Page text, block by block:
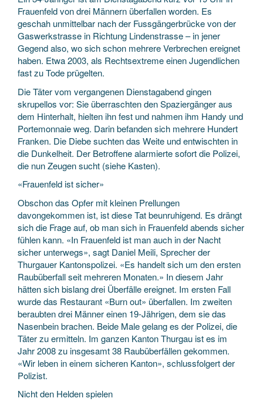
Frauenfeld von drei Männern überfallen worden. Es
geschah unmittelbar nach der Fussgängerbrücke von der
Gaswerkstrasse in Richtung Lindenstrasse – in jener
Gegend also, wo sich schon mehrere Verbrechen ereignet
haben. Etwa 2003, als Rechtsextreme einen Jugendlichen
fast zu Tode prügelten.
Die Täter vom vergangenen Dienstagabend gingen
skrupellos vor: Sie überraschten den Spaziergänger aus
dem Hinterhalt, hielten ihn fest und nahmen ihm Handy und
Portemonnaie weg. Darin befanden sich mehrere Hundert
Franken. Die Diebe suchten das Weite und entwischten in
die Dunkelheit. Der Betroffene alarmierte sofort die Polizei,
die nun Zeugen sucht (siehe Kasten).
«Frauenfeld ist sicher»
Obschon das Opfer mit kleinen Prellungen
davongekommen ist, ist diese Tat beunruhigend. Es drängt
sich die Frage auf, ob man sich in Frauenfeld abends sicher
fühlen kann. «In Frauenfeld ist man auch in der Nacht
sicher unterwegs», sagt Daniel Meili, Sprecher der
Thurgauer Kantonspolizei. «Es handelt sich um den ersten
Raubüberfall seit mehreren Monaten.» In diesem Jahr
hätten sich bislang drei Überfälle ereignet. Im ersten Fall
wurde das Restaurant «Burn out» überfallen. Im zweiten
beraubten drei Männer einen 19-Jährigen, dem sie das
Nasenbein brachen. Beide Male gelang es der Polizei, die
Täter zu ermitteln. Im ganzen Kanton Thurgau ist es im
Jahr 2008 zu insgesamt 38 Raubüberfällen gekommen.
«Wir leben in einem sicheren Kanton», schlussfolgert der
Polizist.
Nicht den Helden spielen